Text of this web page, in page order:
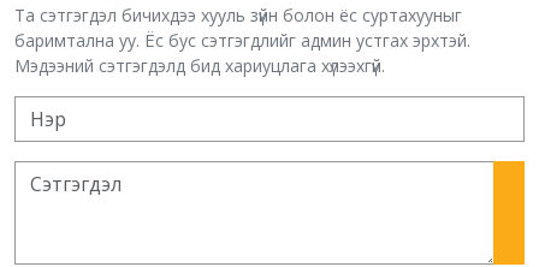
Та сэтгэгдэл бичихдээ хууль зүйн болон ёс суртахууныг
баримтална уу. Ёс бус сэтгэгдлийг админ устгах эрхтэй.
Мэдээний сэтгэгдэлд бид хариуцлага хүлээхгүй.